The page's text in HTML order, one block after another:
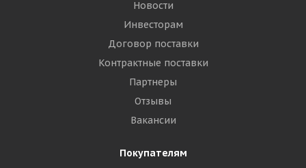
Новости
Инвесторам
Договор поставки
Контрактные поставки
Партнеры
Отзывы
Вакансии
Покупателям